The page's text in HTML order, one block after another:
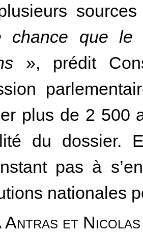
chance que
», prédit
plus de 2 500
du dossier.
pas à
nationales
Antras et